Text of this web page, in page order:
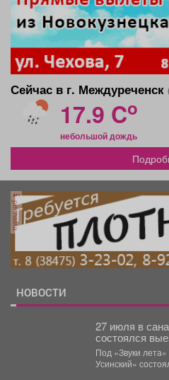
Сейчас в г. Междуреченск
17.9 Co
небольшой дождь
реклама
НОВОСТИ
27 июля в
состоялся
лета» -
настроения
Под «Звуки лета» 27 июля в санатории «Томь-
Усинский»